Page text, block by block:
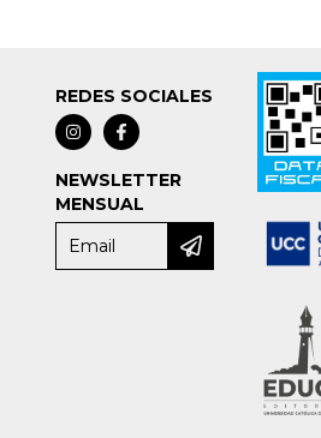
REDES SOCIALES
NEWSLETTER
MENSUAL